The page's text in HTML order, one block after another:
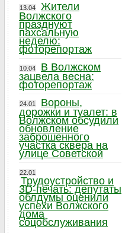
13.04
Жители
Волжского
празднуют
пахсальную
неделю:
фоторепортаж
10.04
В Волжском
зацвела весна:
фоторепортаж
24.01
Вороны,
дорожки и туалет: в
Волжском обсудили
обновление
заброшенного
участка сквера на
улице Советской
22.01
Трудоустройство и
3D-печать: депутаты
облдумы оценили
успехи Волжского
дома
соцобслуживания